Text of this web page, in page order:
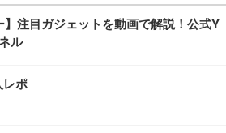
】注目ガジェットを動画で解説！公式Y
ル
レポ